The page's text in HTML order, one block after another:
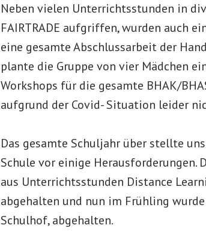
Neben vielen Unterrichtsstunden in
FAIRTRADE aufgriffen, wurden auch
eine gesamte Abschlussarbeit der
plante die Gruppe von vier Mädchen
Workshops für die gesamte BHAK/
aufgrund der Covid- Situation leider
Das gesamte Schuljahr über stellte
Schule vor einige Herausforderungen.
aus Unterrichtsstunden Distance
abgehalten und nun im Frühling wurde
Schulhof, abgehalten.